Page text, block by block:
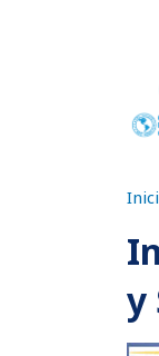
y